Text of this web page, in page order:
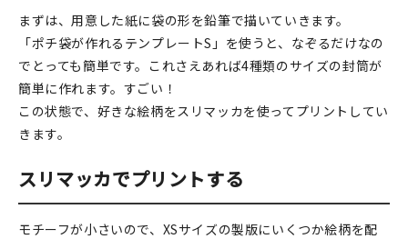
マイアカウント
カートを見る
お買い物ガイド
よくある質問
まずは、用意した紙に袋の形を鉛筆で描いていきます。
「ポチ袋が作れるテンプレートS」を使うと、なぞるだけなの
でとっても簡単です。これさえあれば4種類のサイズの封筒が
簡単に作れます。すごい！
この状態で、好きな絵柄をスリマッカを使ってプリントしてい
きます。
スリマッカでプリントする
モチーフが小さいので、XSサイズの製版にいくつか絵柄を配